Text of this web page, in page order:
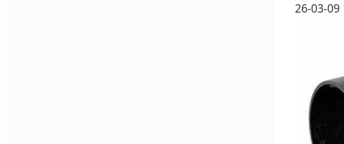
26-03-09